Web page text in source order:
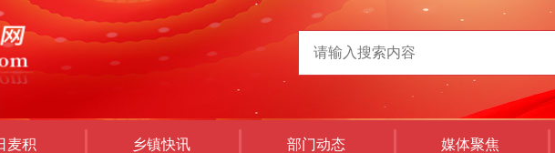
麦积 乡镇快讯 部门动态 媒体聚焦